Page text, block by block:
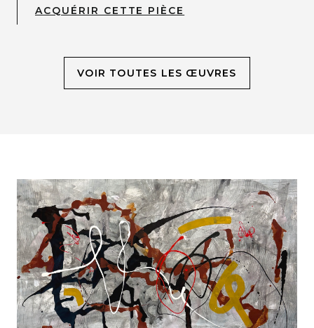
ACQUÉRIR CETTE PIÈCE
VOIR TOUTES LES ŒUVRES